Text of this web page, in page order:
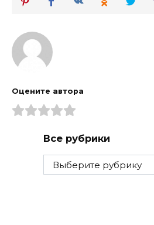
Оцените автора
Все рубрики
Все
рубрики